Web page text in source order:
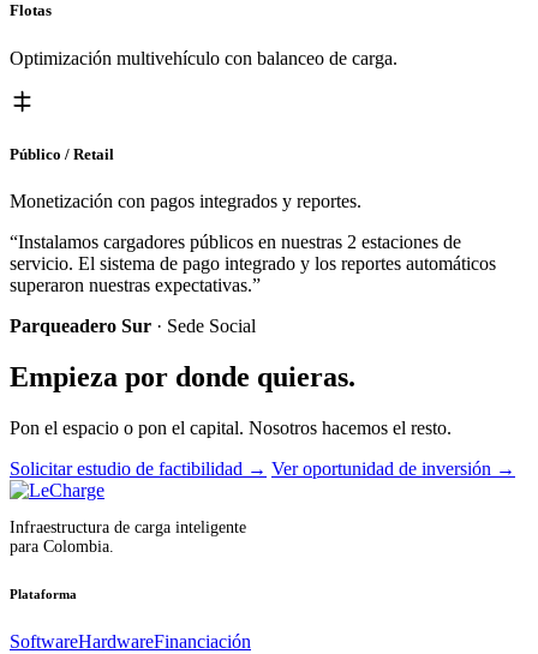
Flotas
Optimización multivehículo con balanceo de carga.
Público / Retail
Monetización con pagos integrados y reportes.
“Instalamos cargadores públicos en nuestras 2 estaciones de
servicio. El sistema de pago integrado y los reportes automáticos
superaron nuestras expectativas.”
Parqueadero Sur · Sede Social
Empieza por donde quieras.
Pon el espacio o pon el capital. Nosotros hacemos el resto.
Solicitar estudio de factibilidad → Ver oportunidad de inversión →
Infraestructura de carga inteligente
para Colombia.
Plataforma
SoftwareHardwareFinanciación